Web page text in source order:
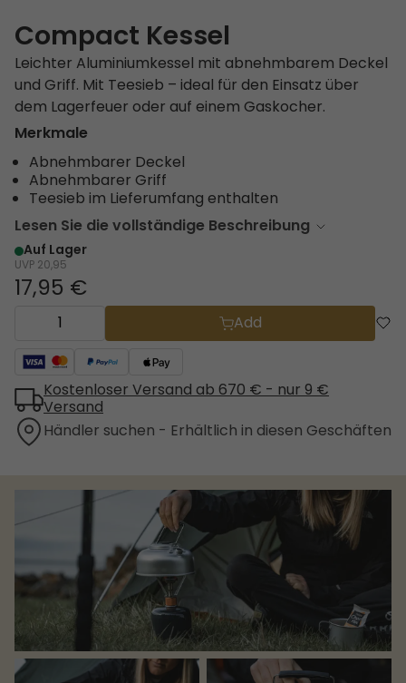
Compact Kessel
Leichter Aluminium­kessel mit abnehmbarem Deckel
und Griff. Mit Teesieb – ideal für den Einsatz über
dem Lagerfeuer oder auf einem Gaskocher.
Merkmale
Abnehmbarer Deckel
Abnehmbarer Griff
Teesieb im Lieferumfang enthalten
Lesen Sie die vollständige Beschreibung
Auf Lager
UVP 20,95
17,95 €
Add
Kostenloser Versand ab 670 € - nur 9 €
Versand
Händler suchen - Erhältlich in diesen Geschäften